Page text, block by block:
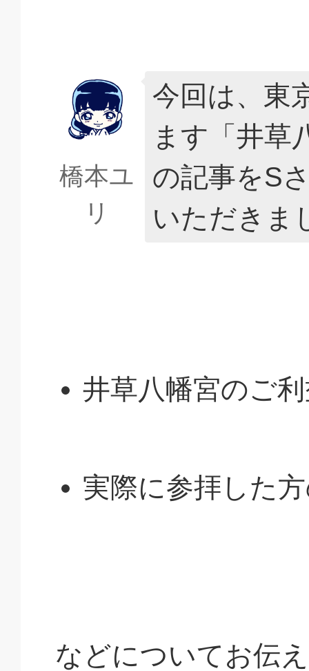
橋本ユ
リ
今回は、東
ます「井草
の記事をS
いただきま
井草八幡宮のご
実際に参拝した
などについてお伝